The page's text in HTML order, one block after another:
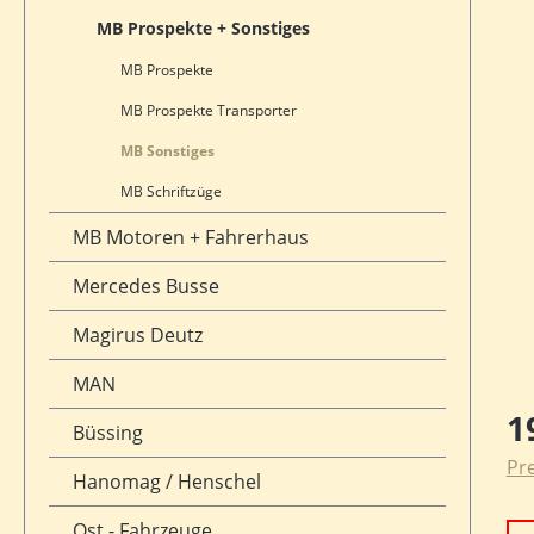
MB Prospekte + Sonstiges
MB Prospekte
MB Prospekte Transporter
MB Sonstiges
MB Schriftzüge
MB Motoren + Fahrerhaus
Mercedes Busse
Magirus Deutz
MAN
Büssing
Hanomag / Henschel